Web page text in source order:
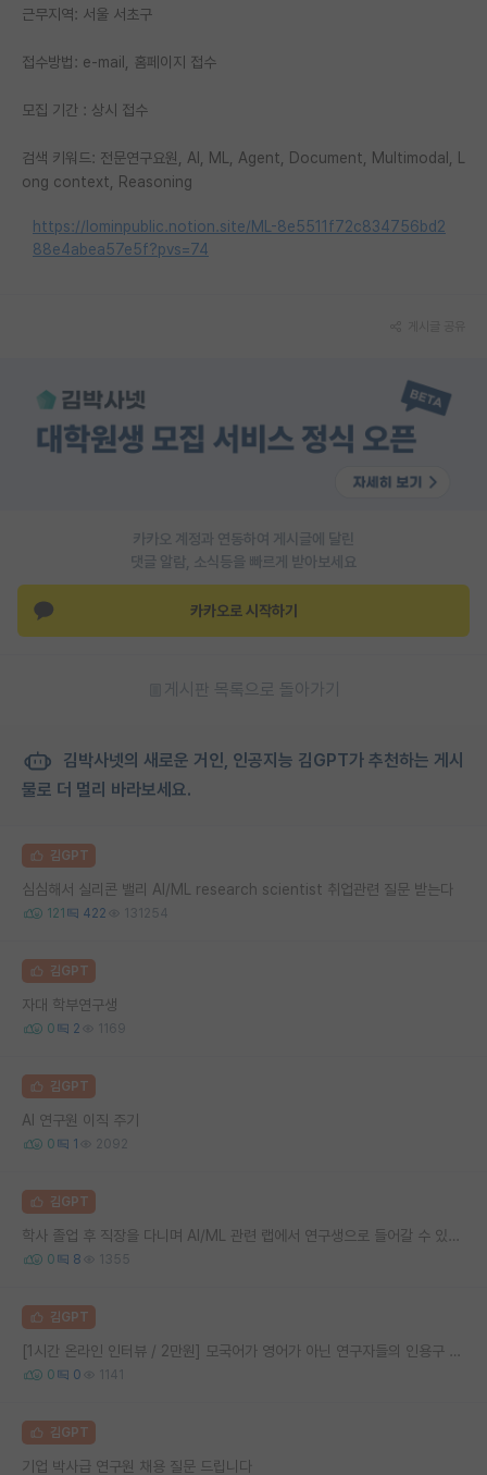
근무지역: 서울 서초구
접수방법: e-mail, 홈페이지 접수
모집 기간 : 상시 접수
검색 키워드: 전문연구요원, AI, ML, Agent, Document, Multimodal, L
ong context, Reasoning
https://lominpublic.notion.site/ML-8e5511f72c834756bd2
88e4abea57e5f?pvs=74
카카오 계정과 연동하여 게시글에 달린
댓글 알람, 소식등을 빠르게 받아보세요
카카오로 시작하기
게시판 목록으로 돌아가기
김박사넷의 새로운 거인, 인공지능 김GPT가 추천하는 게시
물로 더 멀리 바라보세요.
김GPT
심심해서 실리콘 밸리 AI/ML research scientist 취업관련 질문 받는다
121 422 131254
김GPT
자대 학부연구생
0 2 1169
김GPT
AI 연구원 이직 주기
0 1 2092
김GPT
학사 졸업 후 직장을 다니며 AI/ML 관련 랩에서 연구생으로 들어갈 수 있을까요?
0 8 1355
김GPT
[1시간 온라인 인터뷰 / 2만원] 모국어가 영어가 아닌 연구자들의 인용구 번역 경험 탐색 인터뷰
0 0 1141
김GPT
기업 박사급 연구원 채용 질문 드립니다